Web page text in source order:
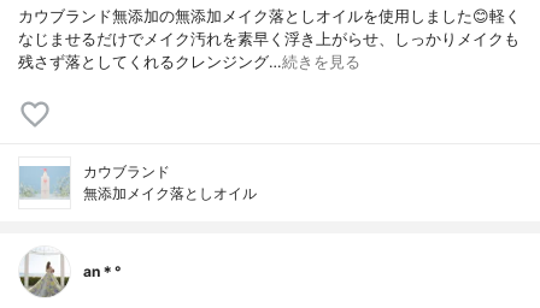
カウブランド無添加の無添加メイク落としオイルを使用しました😊軽く
なじませるだけでメイク汚れを素早く浮き上がらせ、しっかりメイクも
残さず落としてくれるクレンジング…続きを見る
カウブランド
無添加メイク落としオイル
an＊°